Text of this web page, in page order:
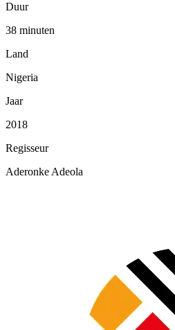
Duur
38 minuten
Land
Nigeria
Jaar
2018
Regisseur
Aderonke Adeola